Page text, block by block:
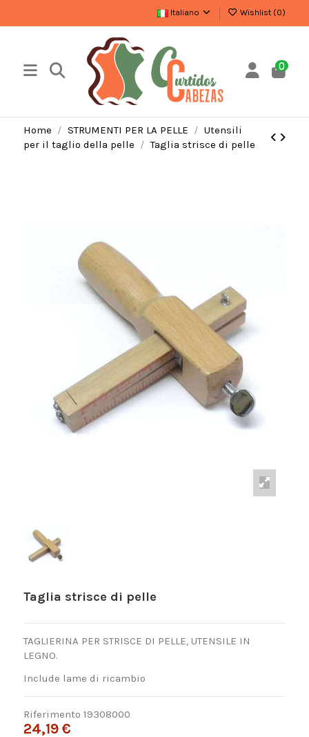
Italiano Wishlist (0)
0
Home STRUMENTI PER LA PELLE
Utensili
per il taglio della pelle
Taglia strisce di pelle
Taglia strisce di pelle
TAGLIERINA PER STRISCE DI PELLE, UTENSILE IN
LEGNO.
Include lame di ricambio
Riferimento 19308000
24,19 €